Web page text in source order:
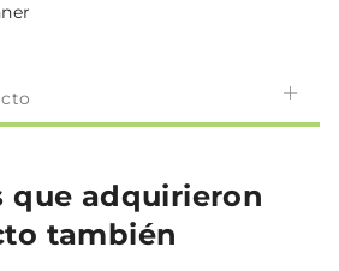
que adquirieron
también